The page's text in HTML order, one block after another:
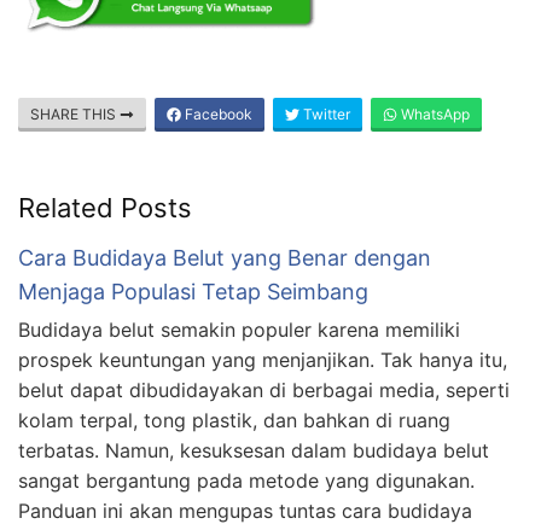
SHARE THIS Facebook Twitter WhatsApp
Related Posts
Cara Budidaya Belut yang Benar dengan
Menjaga Populasi Tetap Seimbang
Budidaya belut semakin populer karena memiliki
prospek keuntungan yang menjanjikan. Tak hanya itu,
belut dapat dibudidayakan di berbagai media, seperti
kolam terpal, tong plastik, dan bahkan di ruang
terbatas. Namun, kesuksesan dalam budidaya belut
sangat bergantung pada metode yang digunakan.
Panduan ini akan mengupas tuntas cara budidaya